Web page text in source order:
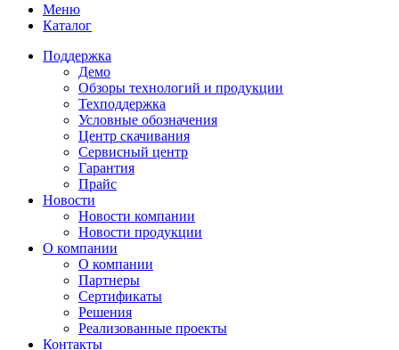
Меню
Каталог
Поддержка
Демо
Обзоры технологий и продукции
Техподдержка
Условные обозначения
Центр скачивания
Сервисный центр
Гарантия
Прайс
Новости
Новости компании
Новости продукции
О компании
О компании
Партнеры
Сертификаты
Решения
Реализованные проекты
Контакты